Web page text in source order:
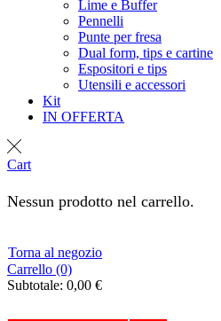
Lime e Buffer
Pennelli
Punte per fresa
Dual form, tips e cartine
Espositori e tips
Utensili e accessori
Kit
IN OFFERTA
Cart
Nessun prodotto nel carrello.
Torna al negozio
Carrello (0)
Subtotale: 0,00 €